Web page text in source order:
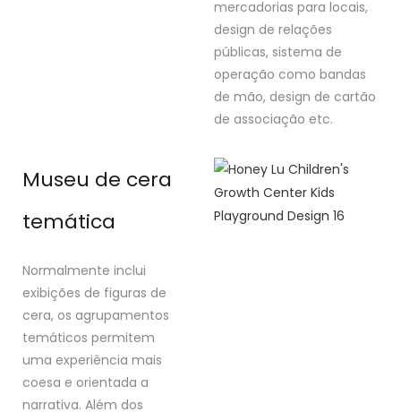
mercadorias para locais,
design de relações
públicas, sistema de
operação como bandas
de mão, design de cartão
de associação etc.
Museu de cera
temática
Normalmente inclui
exibições de figuras de
cera, os agrupamentos
temáticos permitem
uma experiência mais
coesa e orientada a
narrativa. Além dos